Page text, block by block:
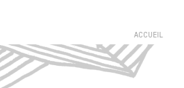
ACCUEIL